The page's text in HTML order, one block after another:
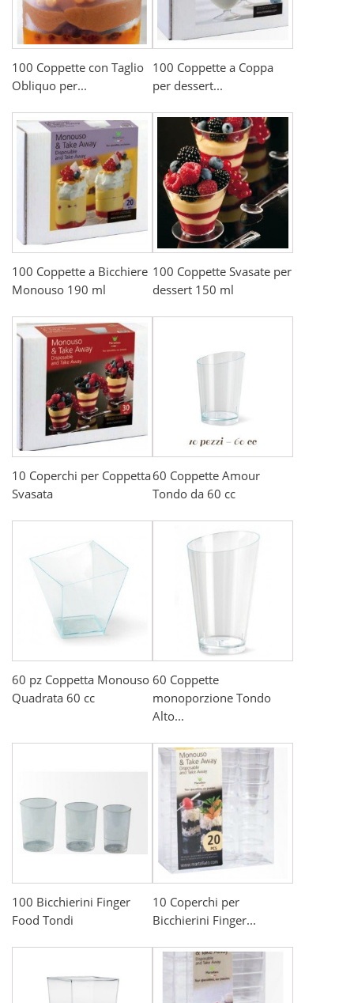
100 Coppette con Taglio
Obliquo per...
100 Coppette a Coppa
per dessert...
100 Coppette a Bicchiere
Monouso 190 ml
100 Coppette Svasate per
dessert 150 ml
10 Coperchi per Coppetta
Svasata
60 Coppette Amour
Tondo da 60 cc
60 pz Coppetta Monouso
Quadrata 60 cc
60 Coppette
monoporzione Tondo
Alto...
100 Bicchierini Finger
Food Tondi
10 Coperchi per
Bicchierini Finger...